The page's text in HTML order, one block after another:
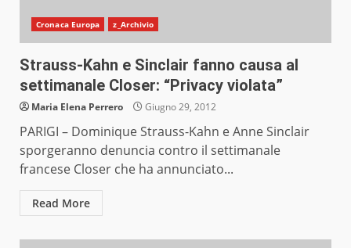
Cronaca Europa z_Archivio
Strauss-Kahn e Sinclair fanno causa al
settimanale Closer: “Privacy violata”
Maria Elena Perrero Giugno 29, 2012
PARIGI – Dominique Strauss-Kahn e Anne Sinclair
sporgeranno denuncia contro il settimanale
francese Closer che ha annunciato...
Read More